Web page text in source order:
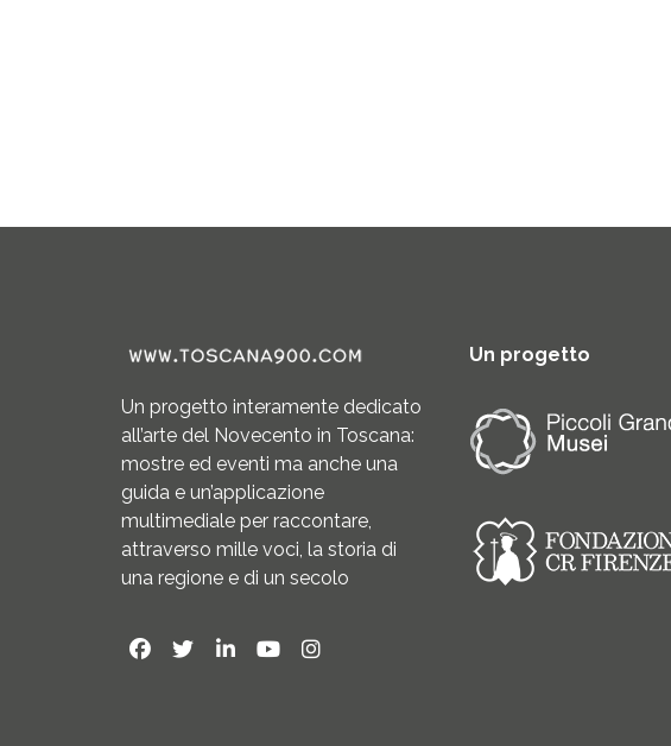
Un progetto interamente dedicato
all’arte del Novecento in Toscana:
mostre ed eventi ma anche una
guida e un’applicazione
multimediale per raccontare,
attraverso mille voci, la storia di
una regione e di un secolo
Un progetto